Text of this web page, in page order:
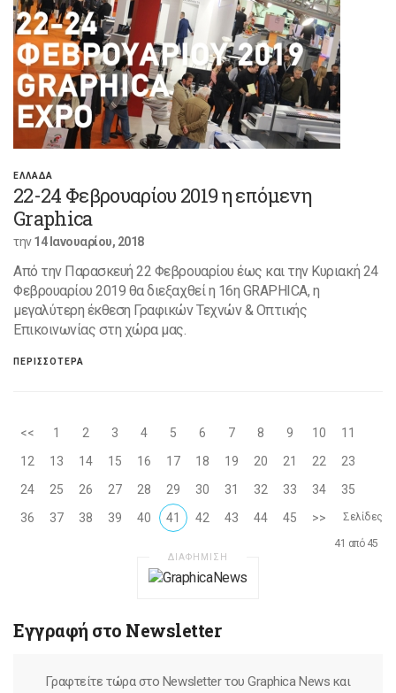
ΕΛΛΑΔΑ
22-24 Φεβρουαρίου 2019 η επόμενη
Graphica
την14 Ιανουαρίου, 2018
Από την Παρασκευή 22 Φεβρουαρίου έως και την Κυριακή 24
Φεβρουαρίου 2019 θα διεξαχθεί η 16η GRAPHICA, η
μεγαλύτερη έκθεση Γραφικών Τεχνών & Οπτικής
Επικοινωνίας στη χώρα μας.
ΠΕΡΙΣΣΟΤΕΡΑ
<< 1 2 3 4 5 6 7 8 9 10
11
12
13 14 15 16 17 18 19 20 21 22
23
24
25 26 27 28 29 30 31 32 33 34
35
36
37 38 39 40 41 42 43 44 45 >> Σελίδες
41 από 45
ΔΙΑΦΗΜΙΣΗ
Εγγραφή στο Newsletter
Γραφτείτε τώρα στο Newsletter του Graphica News και